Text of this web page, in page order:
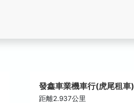
發鑫車業機車行(虎尾租車)
距離2.937公里